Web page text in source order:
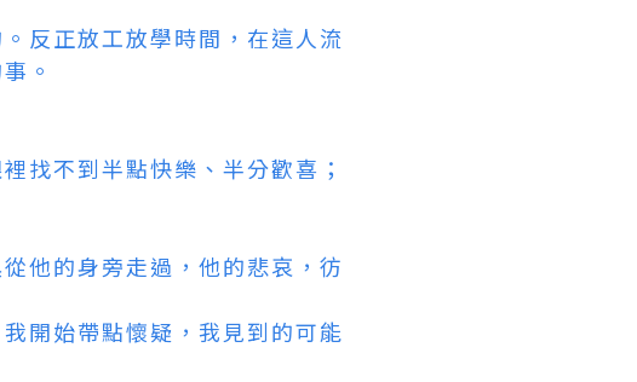
反正放工放學時間，在這人流
。
找不到半點快樂、半分歡喜；
他的身旁走過，他的悲哀，彷
開始帶點懷疑，我見到的可能